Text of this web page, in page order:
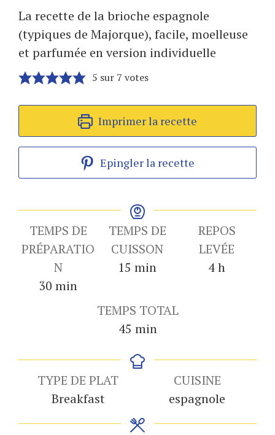
La recette de la brioche espagnole
(typiques de Majorque), facile, moelleuse
et parfumée en version individuelle
5 sur 7 votes
Imprimer la recette
Epingler la recette
TEMPS DE
PRÉPARATIO
N
30 minutes
min
TEMPS DE
CUISSON
15 minutes
min
REPOS
LEVÉE
4heures
h
TEMPS TOTAL
45 minutes
min
TYPE DE PLAT
Breakfast
CUISINE
espagnole